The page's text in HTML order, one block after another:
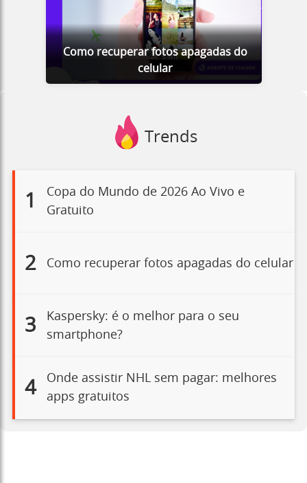
Como recuperar fotos apagadas do
celular
Trends
1
Copa do Mundo de 2026 Ao Vivo e
Gratuito
2 Como recuperar fotos apagadas do celular
3
Kaspersky: é o melhor para o seu
smartphone?
4
Onde assistir NHL sem pagar: melhores
apps gratuitos